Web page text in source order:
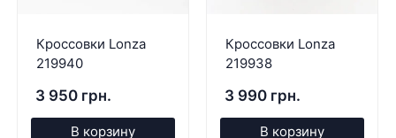
Кроссовки Lonza
219940
3 950 грн.
В корзину
Кроссовки Lonza
219938
3 990 грн.
В корзину